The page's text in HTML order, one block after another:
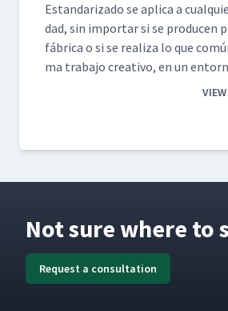
Estandariza­do se apli­ca a
dad, sin impor­tar si se pro­ducen
fábri­ca o si se real­iza lo que
ma tra­ba­jo cre­ati­vo, en un
Not sure where to
Request a consultation